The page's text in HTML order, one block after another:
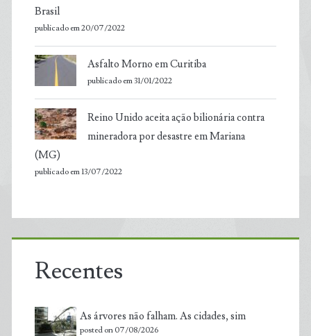
Brasil
publicado em 20/07/2022
Asfalto Morno em Curitiba
publicado em 31/01/2022
Reino Unido aceita ação bilionária contra
mineradora por desastre em Mariana
(MG)
publicado em 13/07/2022
Recentes
As árvores não falham. As cidades, sim
posted on 07/08/2026